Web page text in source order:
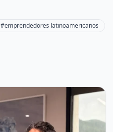
#emprendedores latinoamericanos